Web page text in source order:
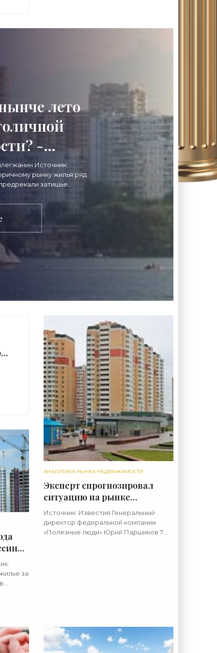
лето
-
рынка»
Источник:
рынку жилья ряд
затишье.
АНАЛИТИКА РЫНКА НЕДВИЖИМОСТИ
Эксперт спрогнозировал
ситуацию на рынке
недвижимости в России -
«Аналитика рынка»
Источник: Известия Генеральный
директор федеральной компании
«Полезные люди» Юрий Паршиков 7
за